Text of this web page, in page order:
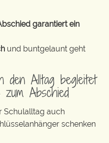
garantiert ein
und buntgelaunt geht
den Alltag begleitet
Abschied
Schulalltag auch
schenken